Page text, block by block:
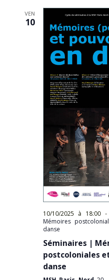
VEN
10
10/10/2025 à 18:00-
Mémoires
danse
Séminaires |
postcoloniales
danse